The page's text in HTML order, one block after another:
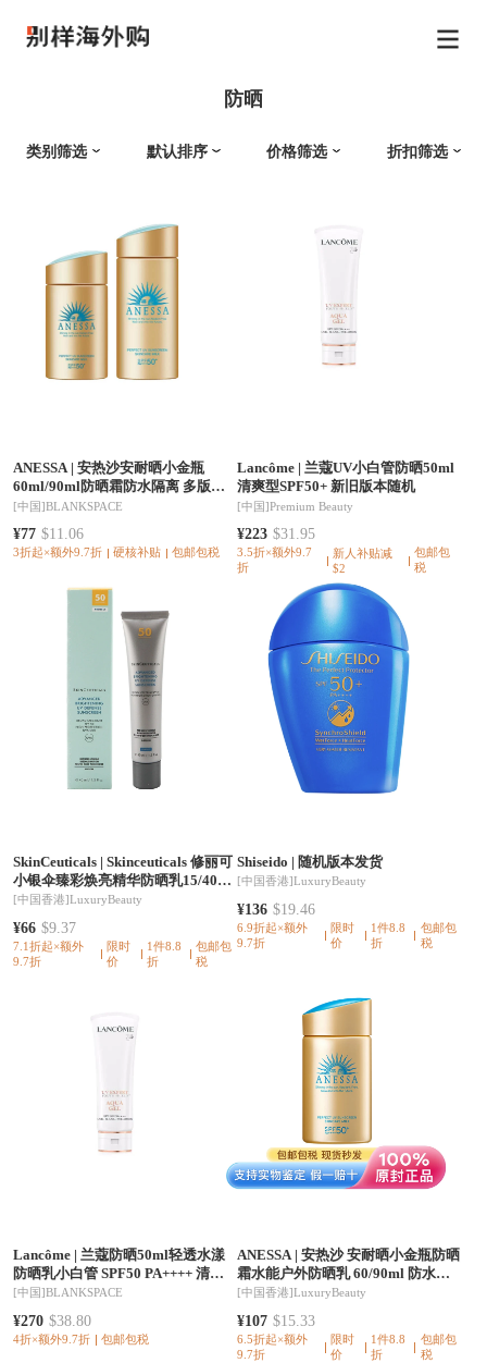
防晒
类别筛选 默认排序 价格筛选 折扣筛选
ANESSA| 安热沙安耐晒小金瓶
60ml/90ml防晒霜防水隔离 多版本
随机发
[中国]BLANKSPACE
¥77 $11.06
3折起×额外9.7折 硬核补贴 包邮包税
Lancôme |兰蔻UV小白管防晒50ml
清爽型SPF50+ 新旧版本随机
[中国]Premium Beauty
¥223 $31.95
3.5折×额外9.7
折
新人补贴减
$2
包邮包
税
SkinCeuticals| Skinceuticals 修丽可
小银伞臻彩焕亮精华防晒乳15/40ml
SPF50+院线级淡斑 全波段防护
[中国香港]LuxuryBeauty
¥66 $9.37
7.1折起×额外
9.7折
限时
价
1件8.8
折
包邮包
税
Shiseido |随机版本发货
[中国香港]LuxuryBeauty
¥136 $19.46
6.9折起×额外
9.7折
限时
价
1件8.8
折
包邮包
税
Lancôme| 兰蔻防晒50ml轻透水漾
防晒乳小白管 SPF50 PA++++ 清爽
型新旧款随机发
[中国]BLANKSPACE
¥270 $38.80
4折×额外9.7折 包邮包税
ANESSA |安热沙 安耐晒小金瓶防晒
霜水能户外防晒乳 60/90ml 防水防
汗防晒伤
[中国香港]LuxuryBeauty
¥107 $15.33
6.5折起×额外
9.7折
限时
价
1件8.8
折
包邮包
税